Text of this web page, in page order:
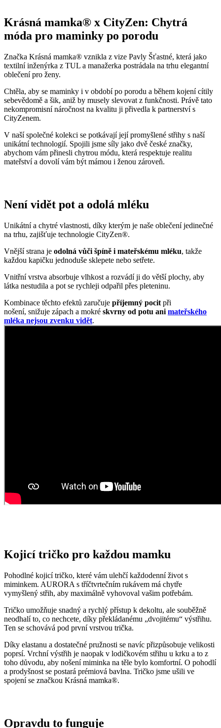
Krásná mamka® x CityZen: Chytrá
móda pro maminky po porodu
Značka Krásná mamka® vznikla z vize Pavly Šťastné, která jako
textilní inženýrka z TUL a manažerka postrádala na trhu elegantní
oblečení pro ženy.
Chtěla, aby se maminky i v období po porodu a během kojení cítily
sebevědomě a šik, aniž by musely slevovat z funkčnosti. Právě tato
nekompromisní náročnost na kvalitu ji přivedla k partnerství s
CityZenem.
V naší společné kolekci se potkávají její promyšlené střihy s naší
unikátní technologií. Spojili jsme síly jako dvě české značky,
abychom vám přinesli chytrou módu, která respektuje realitu
mateřství a dovolí vám být mámou i ženou zároveň.
Není vidět pot a odolá mléku
Unikátní a chytré vlastnosti, díky kterým je naše oblečení jedinečné
na trhu, zajišťuje technologie CityZen®.
Vnější strana je odolná vůči špíně i mateřskému mléku, takže
každou kapičku jednoduše sklepete nebo setřete.
Vnitřní vrstva absorbuje vlhkost a rozvádí ji do větší plochy, aby
látka nestudila a pot se rychleji odpařil přes pleteninu.
Kombinace těchto efektů zaručuje příjemný pocit při
nošení, snižuje zápach a mokré skvrny od potu ani mateřského
mléka nejsou zvenku vidět.
Kojicí tričko pro každou mamku
Pohodlné kojicí tričko, které vám ulehčí každodenní život s
miminkem. AURORA s tříčtvrtečním rukávem má chytře
vymyšlený střih, aby maximálně vyhovoval vašim potřebám.
Tričko umožňuje snadný a rychlý přístup k dekoltu, ale souběžně
neodhalí to, co nechcete, díky překládanému „dvojitému“ výstřihu.
Ten se schovává pod první vrstvou trička.
Díky elastanu a dostatečné pružnosti se navíc přizpůsobuje velikosti
poprsí. Vrchní výstřih je naopak v lodičkovém střihu u krku a to z
toho důvodu, aby nošení miminka na těle bylo komfortní. O pohodlí
a prodyšnost se postará prémiová bavlna. Tričko jsme ušili ve
spojení se značkou Krásná mamka®.
Opravdu to funguje